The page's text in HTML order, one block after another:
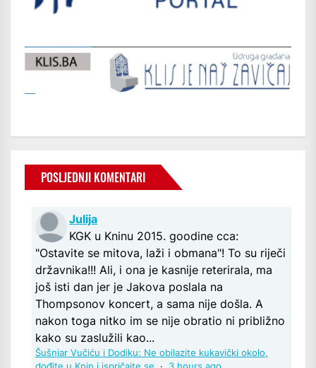
POSLJEDNJI KOMENTARI
Julija
KGK u Kninu 2015. goodine cca:
"Ostavite se mitova, laži i obmana"! To su riječi
državnika!!! Ali, i ona je kasnije reterirala, ma
još isti dan jer je Jakova poslala na
Thompsonov koncert, a sama nije došla. A
nakon toga nitko im se nije obratio ni približno
kako su zaslužili kao...
Šušnjar Vučiću i Dodiku: Ne obilazite kukavički okolo,